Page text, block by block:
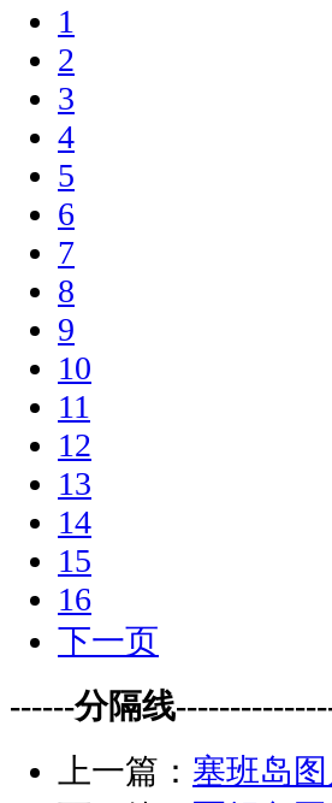
1
2
3
4
5
6
7
8
9
10
11
12
13
14
15
16
下一页
------分隔线
上一篇： 塞班岛